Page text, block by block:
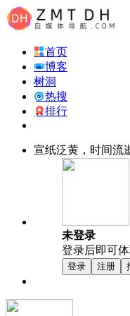
首页
博客
树洞
热搜
排行
宣纸泛黄，时间流
未登录
登录后即可
登录 注册